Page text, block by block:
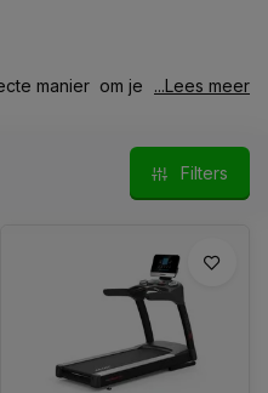
manier om je
In tegenstelling tot buiten
niet afhankelijk van het
trainen. Daarnaast
kun je ook effectief
...Lees meer
Filters